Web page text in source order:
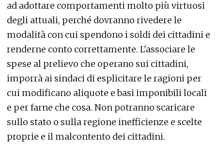
ad adottare comportamenti molto più virtuosi
degli attuali, perché dovranno rivedere le
modalità con cui spendono i soldi dei cittadini e
renderne conto correttamente. L'associare le
spese al prelievo che operano sui cittadini,
imporrà ai sindaci di esplicitare le ragioni per
cui modificano aliquote e basi imponibili locali
e per farne che cosa. Non potranno scaricare
sullo stato o sulla regione inefficienze e scelte
proprie e il malcontento dei cittadini.